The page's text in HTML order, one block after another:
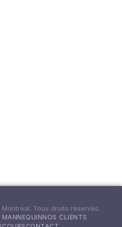
Tous droits réservés.
MANNEQUINNOS CLIENTS